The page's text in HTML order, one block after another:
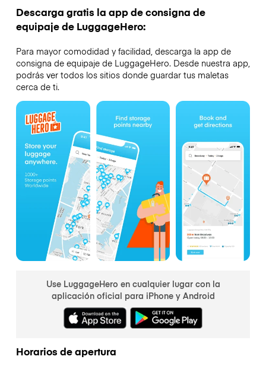
Descarga gratis la app de consigna de
equipaje de LuggageHero:
Para mayor comodidad y facilidad, descarga la app de
consigna de equipaje de LuggageHero. Desde nuestra app,
podrás ver todos los sitios donde guardar tus maletas
cerca de ti.
Use LuggageHero en cualquier lugar con la
aplicación oficial para iPhone y Android
Horarios de apertura